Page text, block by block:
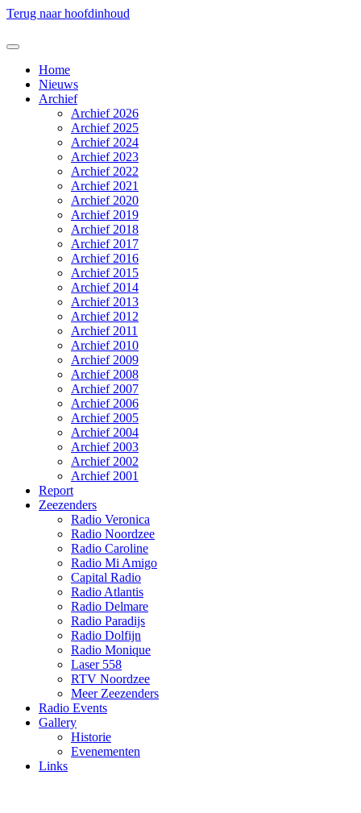
Terug naar hoofdinhoud
Home
Nieuws
Archief
Archief 2026
Archief 2025
Archief 2024
Archief 2023
Archief 2022
Archief 2021
Archief 2020
Archief 2019
Archief 2018
Archief 2017
Archief 2016
Archief 2015
Archief 2014
Archief 2013
Archief 2012
Archief 2011
Archief 2010
Archief 2009
Archief 2008
Archief 2007
Archief 2006
Archief 2005
Archief 2004
Archief 2003
Archief 2002
Archief 2001
Report
Zeezenders
Radio Veronica
Radio Noordzee
Radio Caroline
Radio Mi Amigo
Capital Radio
Radio Atlantis
Radio Delmare
Radio Paradijs
Radio Dolfijn
Radio Monique
Laser 558
RTV Noordzee
Meer Zeezenders
Radio Events
Gallery
Historie
Evenementen
Links